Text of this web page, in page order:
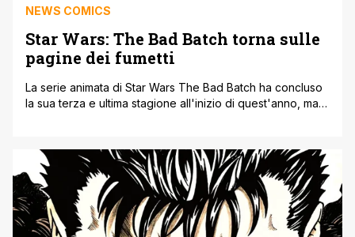
NEWS COMICS
Star Wars: The Bad Batch torna sulle
pagine dei fumetti
La serie animata di Star Wars The Bad Batch ha concluso
la sua terza e ultima stagione all'inizio di quest'anno, ma
porterà la squadra ancora una volta alla ribalta con la loro
loro prima serie a [']